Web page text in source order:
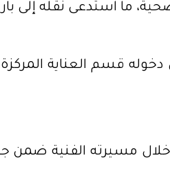
ما استدعى نقله إلى
قسم العناية
من أبرز الأصوات الغنائية في العالم العربي، وُلد في